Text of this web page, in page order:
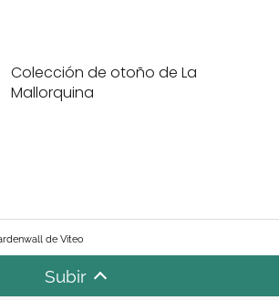
Colección de otoño de La
Mallorquina
de Viteo
Subir